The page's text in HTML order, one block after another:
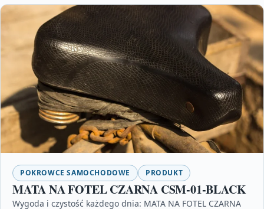
POKROWCE SAMOCHODOWE PRODUKT
MATA NA FOTEL CZARNA CSM-01-BLACK
Wygoda i czystość każdego dnia: MATA NA FOTEL CZARNA